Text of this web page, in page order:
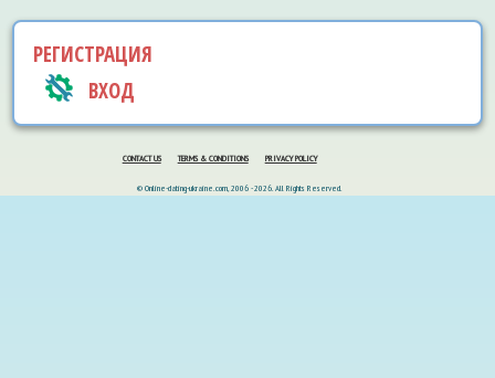
РЕГИСТРАЦИЯ
ВХОД
CONTACT US TERMS & CONDITIONS PRIVACY POLICY
© Online-dating-ukraine.com, 2006 - 2026. All Rights Reserved.